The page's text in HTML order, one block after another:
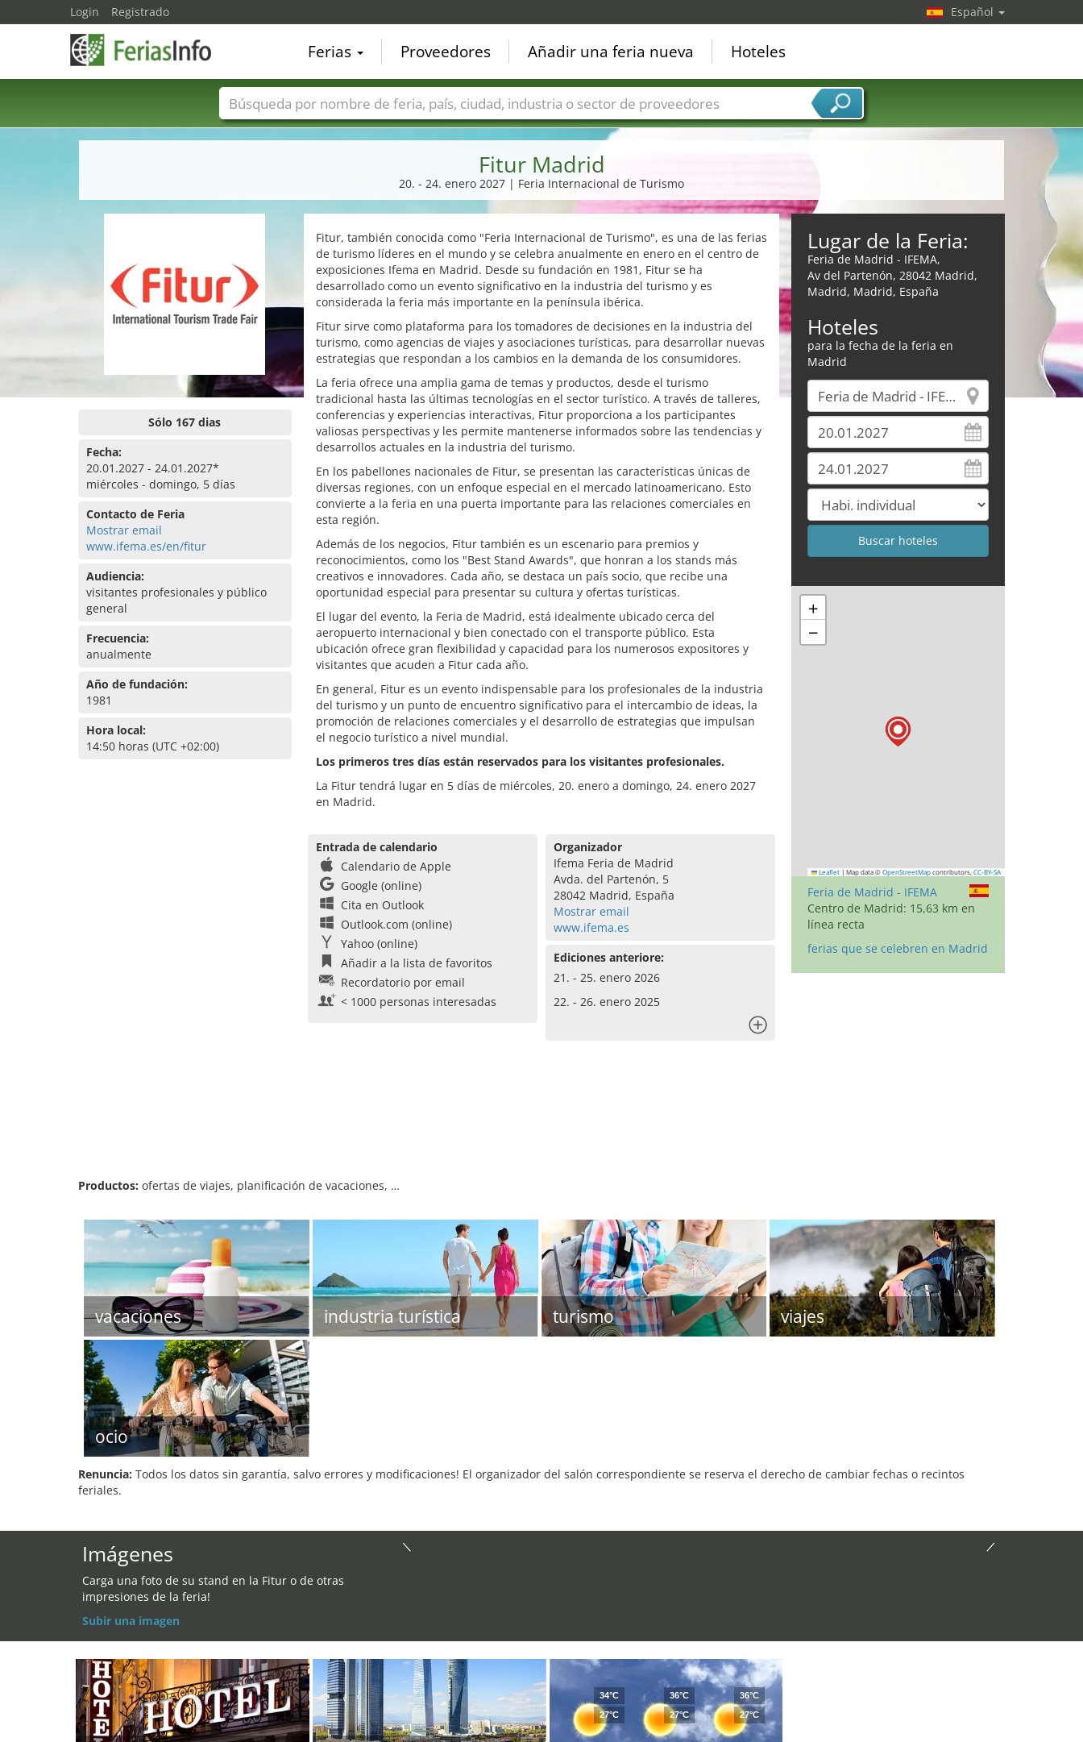
Fitur Madrid
20. - 24. enero 2027 | Feria Internacional de Turismo
Sólo 167 dias
Fecha:
20.01.2027 - 24.01.2027*
miércoles - domingo, 5 días
Contacto de Feria
Mostrar email
www.ifema.es/en/fitur
Audiencia:
visitantes profesionales y público
general
Frecuencia:
anualmente
Año de fundación:
1981
Hora local:
14:50 horas (UTC +02:00)
Fitur, también conocida como "Feria Internacional de Turismo", es una de las ferias
de turismo líderes en el mundo y se celebra anualmente en enero en el centro de
exposiciones Ifema en Madrid. Desde su fundación en 1981, Fitur se ha
desarrollado como un evento significativo en la industria del turismo y es
considerada la feria más importante en la península ibérica.
Fitur sirve como plataforma para los tomadores de decisiones en la industria del
turismo, como agencias de viajes y asociaciones turísticas, para desarrollar nuevas
estrategias que respondan a los cambios en la demanda de los consumidores.
La feria ofrece una amplia gama de temas y productos, desde el turismo
tradicional hasta las últimas tecnologías en el sector turístico. A través de talleres,
conferencias y experiencias interactivas, Fitur proporciona a los participantes
valiosas perspectivas y les permite mantenerse informados sobre las tendencias y
desarrollos actuales en la industria del turismo.
En los pabellones nacionales de Fitur, se presentan las características únicas de
diversas regiones, con un enfoque especial en el mercado latinoamericano. Esto
convierte a la feria en una puerta importante para las relaciones comerciales en
esta región.
Además de los negocios, Fitur también es un escenario para premios y
reconocimientos, como los "Best Stand Awards", que honran a los stands más
creativos e innovadores. Cada año, se destaca un país socio, que recibe una
oportunidad especial para presentar su cultura y ofertas turísticas.
El lugar del evento, la Feria de Madrid, está idealmente ubicado cerca del
aeropuerto internacional y bien conectado con el transporte público. Esta
ubicación ofrece gran flexibilidad y capacidad para los numerosos expositores y
visitantes que acuden a Fitur cada año.
En general, Fitur es un evento indispensable para los profesionales de la industria
del turismo y un punto de encuentro significativo para el intercambio de ideas, la
promoción de relaciones comerciales y el desarrollo de estrategias que impulsan
el negocio turístico a nivel mundial.
Los primeros tres días están reservados para los visitantes profesionales.
La Fitur tendrá lugar en 5 días de miércoles, 20. enero a domingo, 24. enero 2027
en Madrid.
Entrada de calendario
Calendario de Apple
Google (online)
Cita en Outlook
Outlook.com (online)
Yahoo (online)
Añadir a la lista de favoritos
Recordatorio por email
< 1000 personas interesadas
Organizador
Ifema Feria de Madrid
Avda. del Partenón, 5
28042 Madrid, España
Mostrar email
www.ifema.es
Ediciones anteriore:
21. - 25. enero 2026
22. - 26. enero 2025
Lugar de la Feria:
Feria de Madrid - IFEMA,
Av del Partenón, 28042 Madrid,
Madrid, Madrid, España
Hoteles
para la fecha de la feria en
Madrid
+
−
Leaflet | Map data © OpenStreetMap contributors, CC-BY-SA
Feria de Madrid - IFEMA
Centro de Madrid: 15,63 km en
línea recta
ferias que se celebren en Madrid
Productos: ofertas de viajes, planificación de vacaciones, …
vacaciones industria turística turismo viajes
ocio
Renuncia: Todos los datos sin garantía, salvo errores y modificaciones! El organizador del salón correspondiente se reserva el derecho de cambiar fechas o recintos
feriales.
Imágenes
Carga una foto de su stand en la Fitur o de otras
impresiones de la feria!
Subir una imagen
34°C
27°C
36°C
27°C
36°C
27°C
Login Registrado Español
Ferias Proveedores Añadir una feria nueva Hoteles
Nombres de ferias Países Ciudades Sectores de ferias Sectores de proveedor de servicios